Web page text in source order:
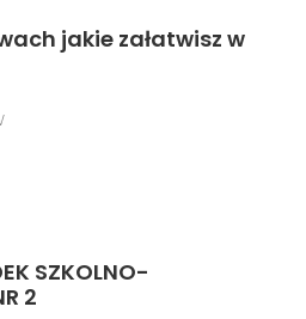
jakie załatwisz w
SZKOLNO-
2